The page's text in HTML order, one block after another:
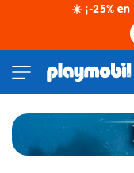
☀️ ¡-25%